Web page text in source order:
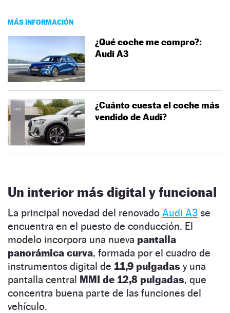
MÁS INFORMACIÓN
¿Qué coche me compro?:
Audi A3
¿Cuánto cuesta el coche más
vendido de Audi?
Un interior más digital y funcional
La principal novedad del renovado Audi A3 se
encuentra en el puesto de conducción. El
modelo incorpora una nueva pantalla
panorámica curva, formada por el cuadro de
instrumentos digital de 11,9 pulgadas y una
pantalla central MMI de 12,8 pulgadas, que
concentra buena parte de las funciones del
vehículo.